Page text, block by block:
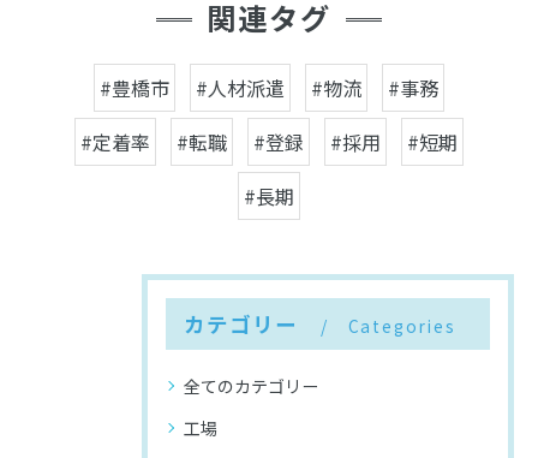
関連タグ
#豊橋市 #人材派遣 #物流
#事務
#定着率
#転職 #登録 #採用
#短期
#長期
カテゴリー Categories
全てのカテゴリー
工場